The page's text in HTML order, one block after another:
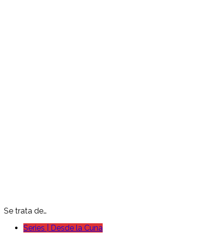
Se trata de…
Series | Desde la Cuna